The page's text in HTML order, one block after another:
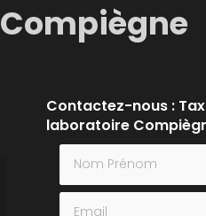
Contactez-nous :
laboratoire
Nom Prénom
Email